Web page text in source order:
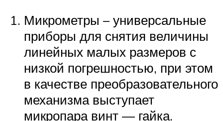
Микрометры – универсальные
приборы для снятия величины
линейных малых размеров с
низкой погрешностью, при этом
в качестве преобразовательного
механизма выступает
микропара винт — гайка.